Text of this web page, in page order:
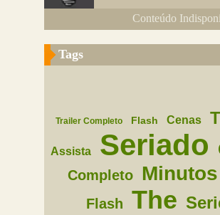
Conteúdo
Tags
Trailer Completo Flash Cenas
Assista Seriado
Completo Minutos
Flash
The